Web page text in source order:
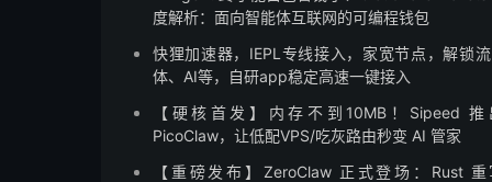
度解析：面向智能体互联网的可编程钱包
快狸加速器，IEPL专线接入，家宽节点，解锁
体、AI等，自研app稳定高速一键接入
【硬核首发】内存不到10MB！Sipeed
PicoClaw，让低配VPS/吃灰路由秒变 AI 管家
【重磅发布】ZeroClaw 正式登场：Rust